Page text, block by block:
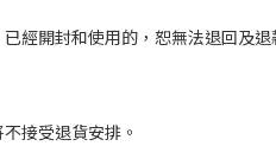
經開封和使用的，恕無法退回及退
接受退貨安排。